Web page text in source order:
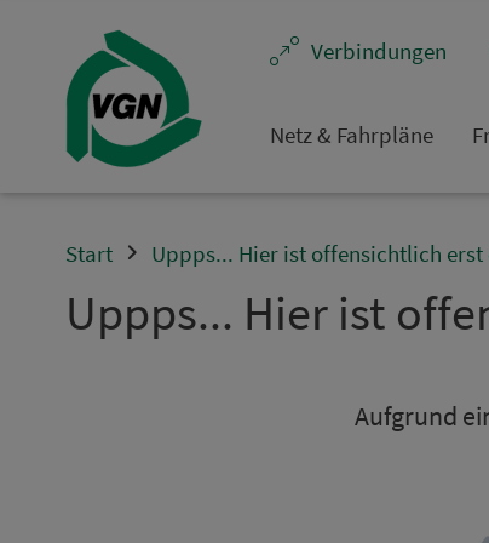
Ver­bin­dungen
Netz & Fahrpläne
Start Uppps... Hier ist offensichtlich
Uppps... Hier ist
Aufgrund